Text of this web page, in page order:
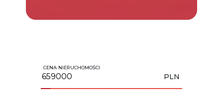
CENA NIERUCHOMOŚCI
PLN